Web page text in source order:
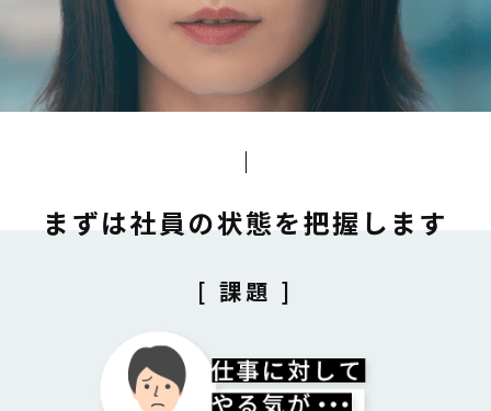
まずは社員の状態を把握します
[ 課題 ]